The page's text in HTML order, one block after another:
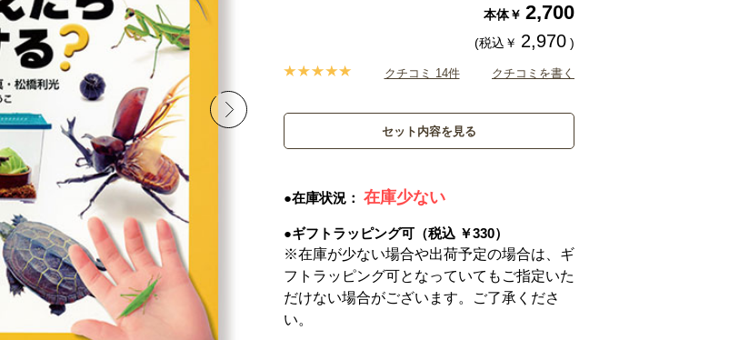
本体￥ 2,700
(税込￥ 2,970 )
クチコミ 14件 クチコミを書く
セット内容を見る
●在庫状況： 在庫少ない
●ギフトラッピング可（税込 ￥330）
※在庫が少ない場合や出荷予定の場合は、ギ
フトラッピング可となっていてもご指定いた
だけない場合がございます。ご了承くださ
い。